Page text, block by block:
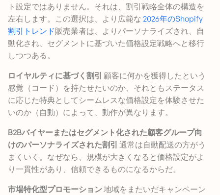
ト設定ではありません。それは、割引戦略全体の構造を
左右します。この選択は、より広範な 2026年のShopify
割引トレンド販売業者は、よりパーソナライズされ、自
動化され、セグメントに基づいた価格設定戦略へと移行
しつつある。
ロイヤルティに基づく割引 顧客に何かを獲得したという
感覚（コード）を持たせたいのか、それともステータス
に応じた特典としてシームレスな価格設定を体験させた
いのか（自動）によって、動作が異なります。
B2Bバイヤーまたはセグメント化された顧客グループ向
けのパーソナライズされた割引 通常は自動配送の方がう
まくいく。なぜなら、規模が大きくなると価格設定がよ
り一貫性があり、信頼できるものになるからだ。
市場特化型プロモーション 地域をまたいだキャンペーン